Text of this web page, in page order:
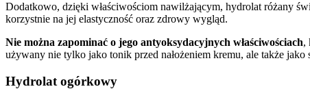
Dodatkowo, dzięki właściwościom nawilżającym, hydrolat różany
korzystnie na jej elastyczność oraz zdrowy wygląd.
Nie można zapominać o jego antyoksydacyjnych właściwościach,
używany nie tylko jako tonik przed nałożeniem kremu, ale także jako
Hydrolat ogórkowy